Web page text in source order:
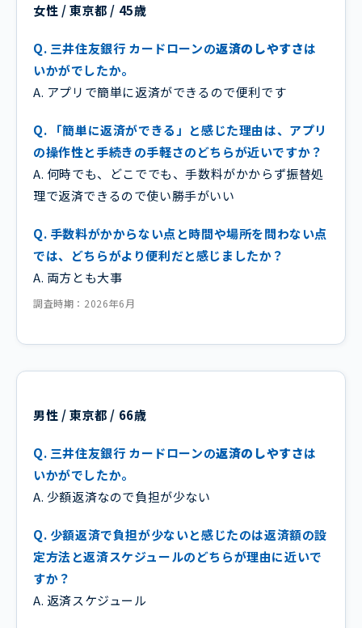
女性 / 東京都 / 45歳
Q. 三井住友銀行 カードローンの返済のしやすさは
いかがでしたか。
A. アプリで簡単に返済ができるので便利です
Q. 「簡単に返済ができる」と感じた理由は、アプリ
の操作性と手続きの手軽さのどちらが近いですか？
A. 何時でも、どこででも、手数料がかからず振替処
理で返済できるので使い勝手がいい
Q. 手数料がかからない点と時間や場所を問わない点
では、どちらがより便利だと感じましたか？
A. 両方とも大事
調査時期：2026年6月
男性 / 東京都 / 66歳
Q. 三井住友銀行 カードローンの返済のしやすさは
いかがでしたか。
A. 少額返済なので負担が少ない
Q. 少額返済で負担が少ないと感じたのは返済額の設
定方法と返済スケジュールのどちらが理由に近いで
すか？
A. 返済スケジュール